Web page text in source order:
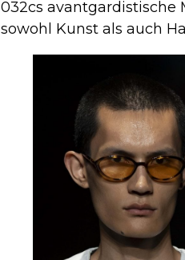
032cs avantgardistische
sowohl Kunst als auch